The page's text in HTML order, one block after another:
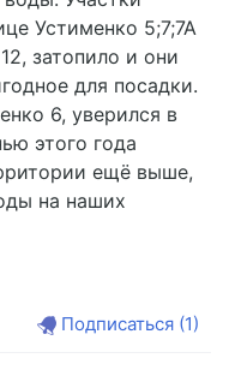
Устименко 5;7;7А
затопило и они
для посадки.
6, уверился в
этого года
ещё выше,
на наших
Подписаться (1)